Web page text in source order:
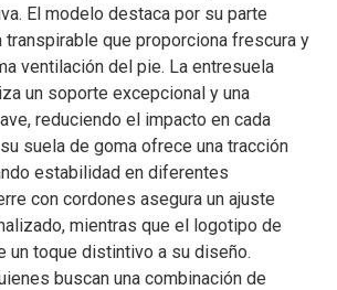
El modelo destaca por su parte
transpirable que proporciona frescura y
ventilación del pie. La entresuela
un soporte excepcional y una
reduciendo el impacto en cada
suela de goma ofrece una tracción
estabilidad en diferentes
con cordones asegura un ajuste
mientras que el logotipo de
un toque distintivo a su diseño.
buscan una combinación de